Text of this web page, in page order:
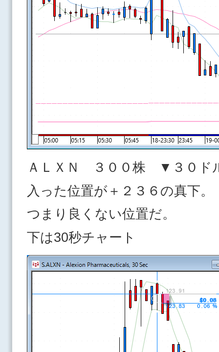
ＡＬＸＮ ３００株 ▼３０ド
入った位置が＋２３６の真下。
つまり良くない位置だ。
下は30秒チャート